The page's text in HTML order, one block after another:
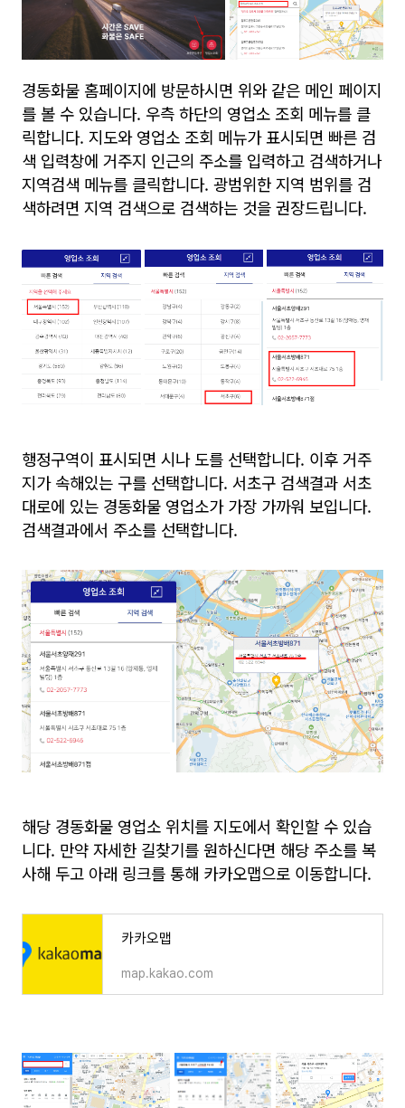
경동화물 홈페이지에 방문하시면 위와 같은 메인 페이지
를 볼 수 있습니다. 우측 하단의 영업소 조회 메뉴를 클
릭합니다. 지도와 영업소 조회 메뉴가 표시되면 빠른 검
색 입력창에 거주지 인근의 주소를 입력하고 검색하거나
지역검색 메뉴를 클릭합니다. 광범위한 지역 범위를 검
색하려면 지역 검색으로 검색하는 것을 권장드립니다.
행정구역이 표시되면 시나 도를 선택합니다. 이후 거주
지가 속해있는 구를 선택합니다. 서초구 검색결과 서초
대로에 있는 경동화물 영업소가 가장 가까워 보입니다.
검색결과에서 주소를 선택합니다.
해당 경동화물 영업소 위치를 지도에서 확인할 수 있습
니다. 만약 자세한 길찾기를 원하신다면 해당 주소를 복
사해 두고 아래 링크를 통해 카카오맵으로 이동합니다.
카카오맵
map.kakao.com